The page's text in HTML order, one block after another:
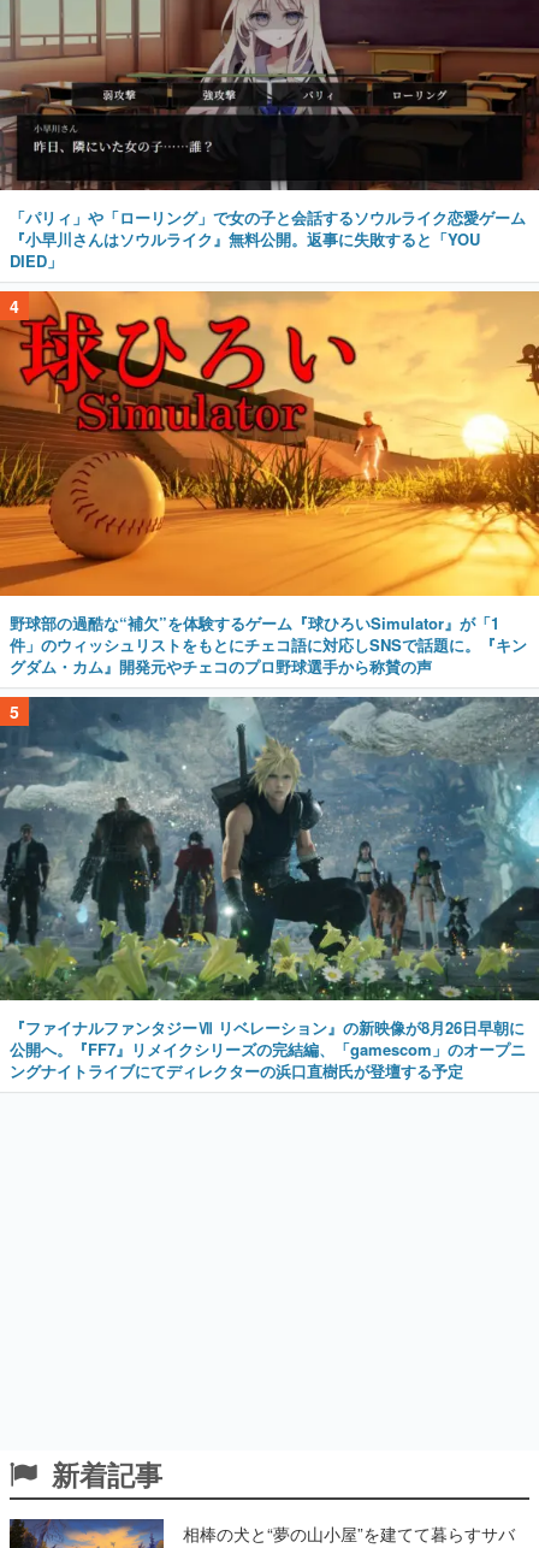
「パリィ」や「ローリング」で女の子と会話するソウルライク恋愛ゲーム
『小早川さんはソウルライク』無料公開。返事に失敗すると「YOU
DIED」
4
野球部の過酷な“補欠”を体験するゲーム『球ひろいSimulator』が「1
件」のウィッシュリストをもとにチェコ語に対応しSNSで話題に。『キン
グダム・カム』開発元やチェコのプロ野球選手から称賛の声
5
『ファイナルファンタジーⅦ リベレーション』の新映像が8月26日早朝に
公開へ。『FF7』リメイクシリーズの完結編、「gamescom」のオープニ
ングナイトライブにてディレクターの浜口直樹氏が登壇する予定
新着記事
相棒の犬と“夢の山小屋”を建てて暮らすサバ